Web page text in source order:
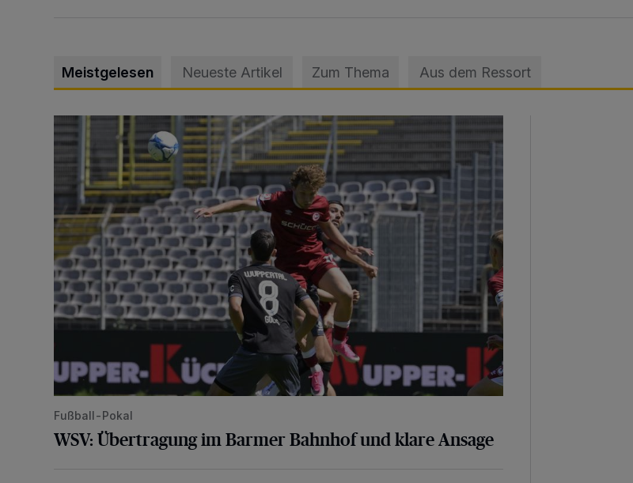
Meistgelesen Neueste Artikel Zum Thema Aus dem Ressort
WSV: Übertragung im Barmer Bahnhof und klare Ansage
Fußball-Pokal
WSV: Übertragung im Barmer Bahnhof und klare Ansage